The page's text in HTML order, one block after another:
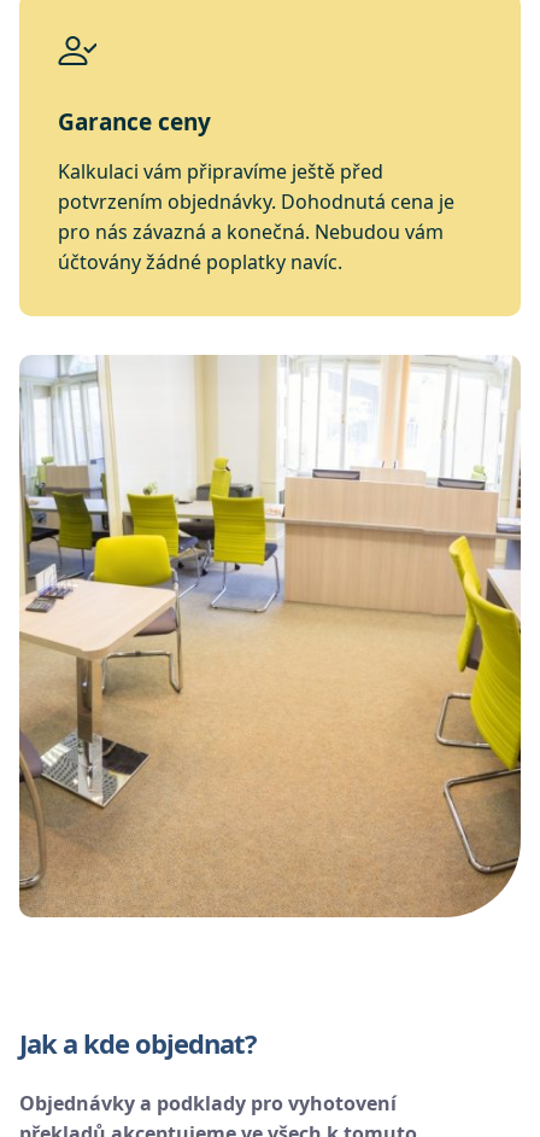
Garance ceny
Kalkulaci vám připravíme ještě před
potvrzením objednávky. Dohodnutá cena je
pro nás závazná a konečná. Nebudou vám
účtovány žádné poplatky navíc.
Jak a kde objednat?
Objednávky a podklady pro vyhotovení